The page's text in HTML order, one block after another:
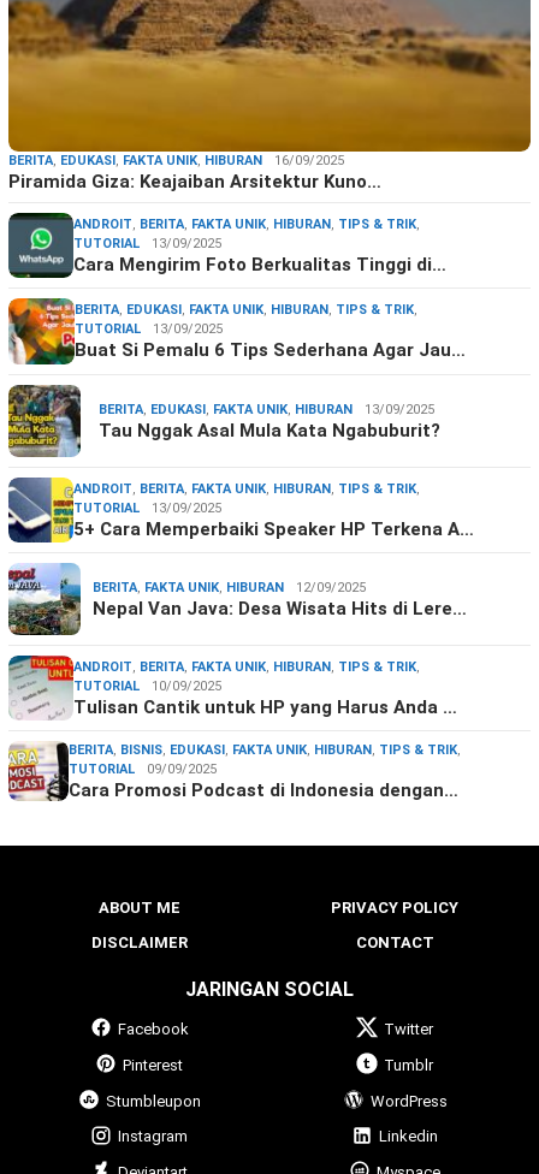
BERITA, EDUKASI, FAKTA UNIK, HIBURAN 16/09/2025
Piramida Giza: Keajaiban Arsitektur Kuno…
ANDROIT, BERITA, FAKTA UNIK, HIBURAN, TIPS & TRIK,
TUTORIAL
13/09/2025
Cara Mengirim Foto Berkualitas Tinggi di…
BERITA, EDUKASI, FAKTA UNIK, HIBURAN, TIPS & TRIK,
TUTORIAL
13/09/2025
Buat Si Pemalu 6 Tips Sederhana Agar Jau…
BERITA, EDUKASI, FAKTA UNIK, HIBURAN 13/09/2025
Tau Nggak Asal Mula Kata Ngabuburit?
ANDROIT, BERITA, FAKTA UNIK, HIBURAN, TIPS & TRIK,
TUTORIAL
13/09/2025
5+ Cara Memperbaiki Speaker HP Terkena A…
BERITA, FAKTA UNIK, HIBURAN 12/09/2025
Nepal Van Java: Desa Wisata Hits di Lere…
ANDROIT, BERITA, FAKTA UNIK, HIBURAN, TIPS & TRIK,
TUTORIAL
10/09/2025
Tulisan Cantik untuk HP yang Harus Anda …
BERITA, BISNIS, EDUKASI, FAKTA UNIK, HIBURAN, TIPS & TRIK,
TUTORIAL
09/09/2025
Cara Promosi Podcast di Indonesia dengan…
ABOUT ME
PRIVACY POLICY
DISCLAIMER
CONTACT
JARINGAN SOCIAL
Facebook
Twitter
Pinterest
Tumblr
Stumbleupon
WordPress
Instagram
Linkedin